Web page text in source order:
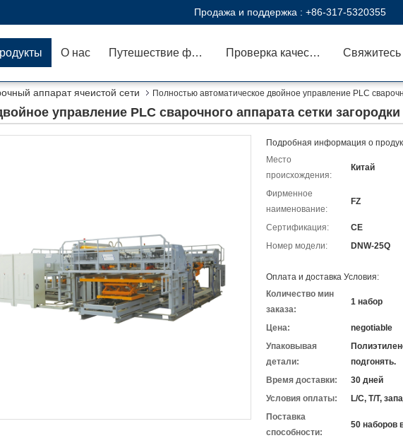
Продажа и поддержка : +86-317-5320355
О нас Путешествие фабрики Проверка качества
аппарат ячеистой сети
Полностью автоматическое двойное управление PLC
управление PLC сварочного аппарата сетки
Подробная информация о
Место
происхождения:
Китай
Фирменное
наименование:
FZ
Сертификация:
CE
Номер модели:
DNW-25Q
Оплата и доставка Условия:
Количество мин
заказа:
1 набор
Цена:
negotiable
Упаковывая
детали:
подгонять.
Время доставки:
30 дней
Условия оплаты:
L/C, T/T,
Поставка
способности:
50 наборов